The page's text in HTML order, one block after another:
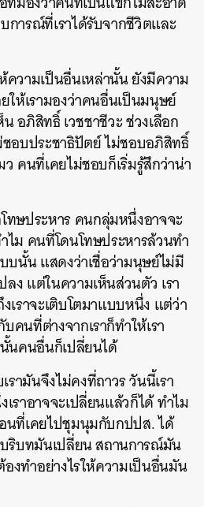
ารณ์ที่เราได้รับจากชีวิตและ
ความเป็นอื่นเหล่านั้น ยังมีความ
ให้เรามองว่าคนอื่นเป็นมนุษย์
น อภิสิทธิ์ เวชชาชีวะ ช่วงเลือก
อบประชาธิปัตย์ ไม่ชอบอภิสิทธิ์
คนที่เคยไม่ชอบก็เริ่มรู้สึกว่าน่า
ทษประหาร คนกลุ่มหนึ่งอาจจะ
ไม คนที่โดนโทษประหารล้วนทำ
บนั้น แสดงว่าเชื่อว่ามนุษย์ไม่มี
ง แต่ในความเห็นส่วนตัว เรา
เราจะเติบโตมาแบบหนึ่ง แต่ว่า
นที่ต่างจากเราก็ทำให้เรา
นคนอื่นก็เปลี่ยนได้
ามันจึงไม่คงที่ถาวร วันนี้เรา
ราอาจจะเปลี่ยนแล้วก็ได้ ทำไม
นที่เคยไปชุมนุมกับกปปส. ได้
ริบทมันเปลี่ยน สถานการณ์มัน
องทำอย่างไรให้ความเป็นอื่นมัน